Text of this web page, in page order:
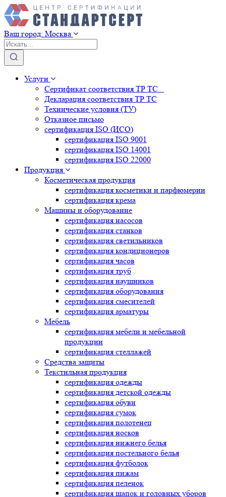
Ваш город: Москва
Услуги
Сертификат соответствия ТР ТС
Декларация соответствия ТР ТС
Технические условия (ТУ)
Отказное письмо
сертификация ISO (ИСО)
сертификация ISO 9001
сертификация ISO 14001
сертификация ISO 22000
Продукция
Косметическая продукция
сертификация косметики и парфюмерии
сертификация крема
Машины и оборудование
сертификация насосов
сертификация станков
сертификация светильников
сертификация кондиционеров
сертификация часов
сертификация труб
сертификация наушников
сертификация оборудования
сертификация смесителей
сертификация арматуры
Мебель
сертификация мебели и мебельной
продукции
сертификация стеллажей
Средства защиты
Текстильная продукция
сертификация одежды
сертификация детской одежды
сертификация обуви
сертификация сумок
сертификация полотенец
сертификация носков
сертификация нижнего белья
сертификация постельного белья
сертификация футболок
сертификация пижам
сертификация пеленок
сертификация шапок и головных уборов